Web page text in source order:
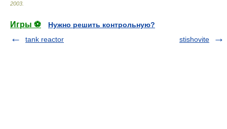
2003
Игры ⚽
Нужно решить контрольную?
tank reactor
stishovite